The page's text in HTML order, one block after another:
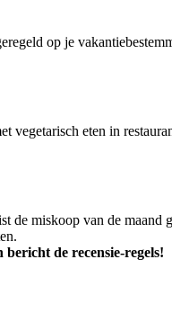
op je
vegetarisch eten in
de miskoop van de maand
bericht de recensie-regels!